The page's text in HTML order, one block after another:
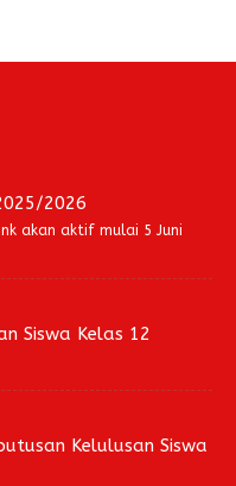
2026
akan aktif mulai 5 Juni
Siswa Kelas 12
Kelulusan Siswa